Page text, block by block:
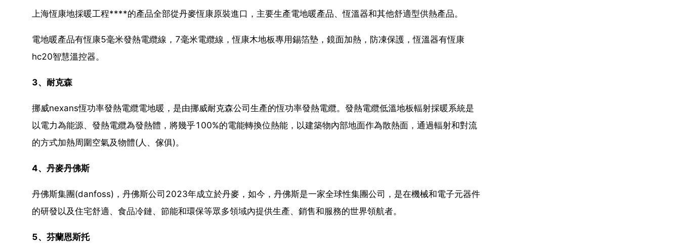
上海恆康地採暖工程****的產品全部從丹麥恆康原裝進口，主要生產電地暖產品、恆溫器和其他舒適型供熱產品。
電地暖產品有恆康5毫米發熱電纜線，7毫米電纜線，恆康木地板專用錫箔墊，鏡面加熱，防凍保護，恆溫器有恆康
hc20智慧溫控器。
3、耐克森
挪威nexans恆功率發熱電纜電地暖，是由挪威耐克森公司生產的恆功率發熱電纜。發熱電纜低溫地板輻射採暖系統是
以電力為能源、發熱電纜為發熱體，將幾乎100%的電能轉換位熱能，以建築物內部地面作為散熱面，通過輻射和對流
的方式加熱周圍空氣及物體(人、傢俱)。
4、丹麥丹佛斯
丹佛斯集團(danfoss)，丹佛斯公司2023年成立於丹麥，如今，丹佛斯是一家全球性集團公司，是在機械和電子元器件
的研發以及住宅舒適、食品冷鏈、節能和環保等眾多領域內提供生產、銷售和服務的世界領航者。
5、芬蘭恩斯托